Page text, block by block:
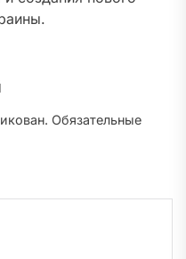
Обязательные